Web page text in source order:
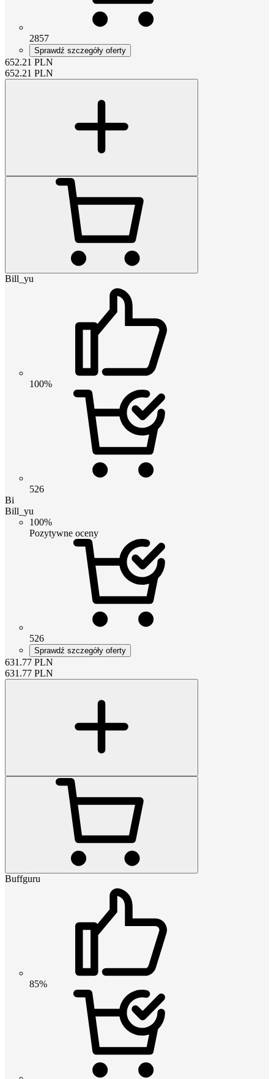
2857
Sprawdź szczegóły oferty
652.21 PLN
652.21 PLN
Bill_yu
100%
526
Bi
Bill_yu
100%
Pozytywne oceny
526
Sprawdź szczegóły oferty
631.77 PLN
631.77 PLN
Buffguru
85%